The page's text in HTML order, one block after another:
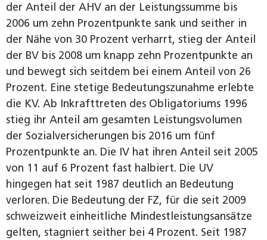
der Anteil der AHV an der Leistungssumme bis
2006 um zehn Prozentpunkte sank und seither in
der Nähe von 30 Prozent verharrt, stieg der Anteil
der BV bis 2008 um knapp zehn Prozentpunkte an
und bewegt sich seitdem bei einem Anteil von 26
Prozent. Eine stetige Bedeutungszunahme erlebte
die KV. Ab Inkrafttreten des Obligatoriums 1996
stieg ihr Anteil am gesamten Leistungsvolumen
der Sozialversicherungen bis 2016 um fünf
Prozentpunkte an. Die IV hat ihren Anteil seit 2005
von 11 auf 6 Prozent fast halbiert. Die UV
hingegen hat seit 1987 deutlich an Bedeutung
verloren. Die Bedeutung der FZ, für die seit 2009
schweizweit einheitliche Mindestleistungsansätze
gelten, stagniert seither bei 4 Prozent. Seit 1987